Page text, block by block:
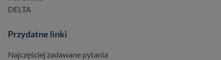
DELTA
Przydatne linki
Najczęściej zadawane pytania